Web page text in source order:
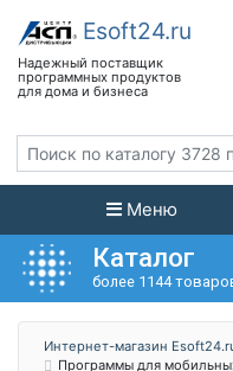
Меню
Каталог
более 1144
Интернет-магазин
Программы для